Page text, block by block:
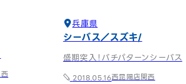
兵庫県
シーバス／スズキ
盛期突入！バチパターンシーバス
2018.05.16西昆陽店関西